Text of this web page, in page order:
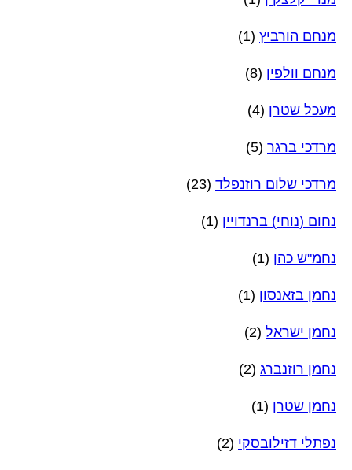
מנחם הורביץ (1)
מנחם וולפין (8)
מעכל שטרן (4)
מרדכי ברגר (5)
מרדכי שלום רוזנפלד (23)
נחום (נוחי) ברנדויין (1)
נחמ"ש כהן (1)
נחמן בזאנסון (1)
נחמן ישראל (2)
נחמן רוזנברג (2)
נחמן שטרן (1)
נפתלי דזילובסקי (2)